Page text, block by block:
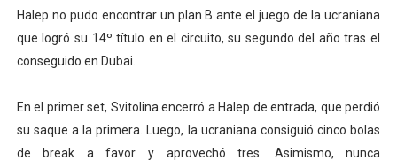
Halep no pudo encontrar un plan B ante el juego de la ucraniana
que logró su 14º título en el circuito, su segundo del año tras el
conseguido en Dubai.
En el primer set, Svitolina encerró a Halep de entrada, que perdió
su saque a la primera. Luego, la ucraniana consiguió cinco bolas
de break a favor y aprovechó tres. Asimismo, nunca